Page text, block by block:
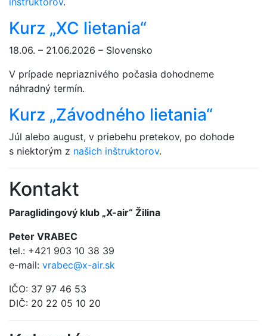
Kurz „XC lietania“
18.06. – 21.06.2026 – Slovensko
V prípade nepriaznivého počasia dohodneme
náhradný termín.
Kurz „Závodného lietania“
Júl alebo august, v priebehu pretekov, po dohode
s niektorým z našich inštruktorov.
Kontakt
Paraglidingový klub „X-air“ Žilina
Peter VRABEC
tel.: +421 903 10 38 39
e-mail: vrabec@x-air.sk
IČO: 37 97 46 53
DIČ: 20 22 05 10 20